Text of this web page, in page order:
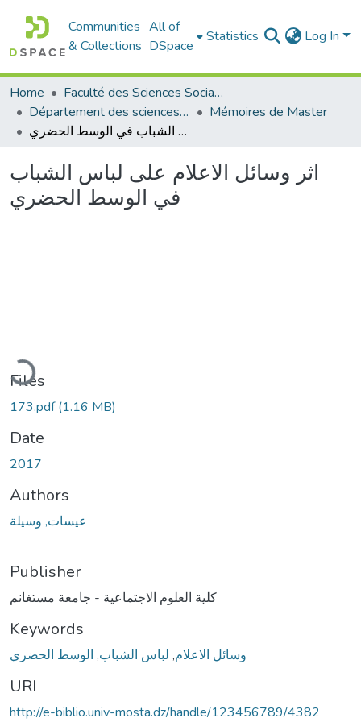
Communities
& Collections
All of
DSpace
Statistics Log In
Home
Faculté des Sciences Sociales
Département des sciences sociales
Mémoires de Master
اثر وسائل الاعلام على لباس الشباب في الوسط الحضري
اثر وسائل الاعلام على لباس الشباب
في الوسط الحضري
Files
173.pdf(1.16 MB)
Date
2017
Authors
عيسات, وسيلة
Publisher
كلية العلوم الاجتماعية - جامعة مستغانم
Keywords
وسائل الاعلام, لباس الشباب, الوسط الحضري
URI
http://e-biblio.univ-mosta.dz/handle/123456789/4382